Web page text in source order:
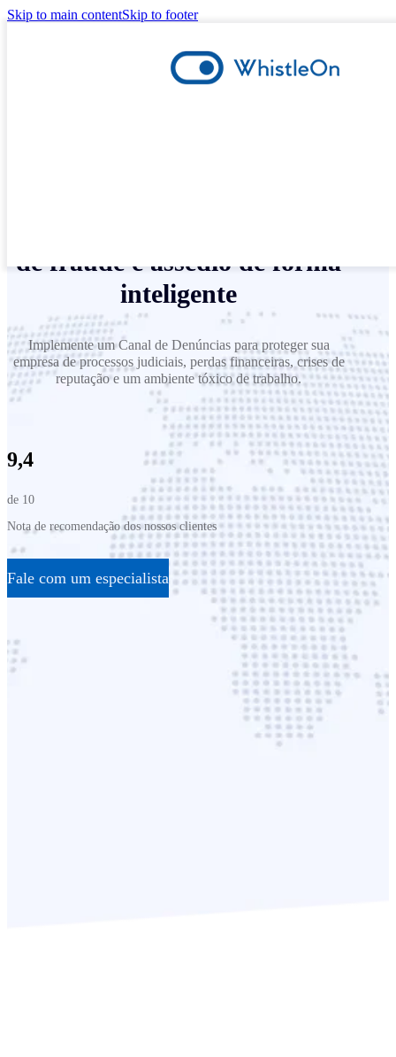
Skip to main contentSkip to footer
de fraude e assédio de forma
inteligente
Implemente um Canal de Denúncias para proteger sua
empresa de processos judiciais, perdas financeiras, crises de
reputação e um ambiente tóxico de trabalho.
9,4
de 10
Nota de recomendação dos nossos clientes
Fale com um especialista